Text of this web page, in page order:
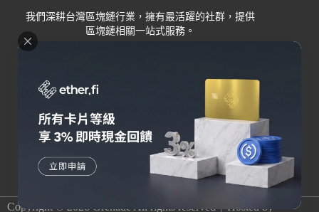
我們深耕台灣區塊鏈行業，擁有最活躍的社群，提供
區塊鏈相關一站式服務。
Grenade
關於我們
聯絡我們
錢包
交易所
Bybit
OKX
HOYA BIT
其他
Copyright © 2026 Grenade All rights reserved｜Hosted by